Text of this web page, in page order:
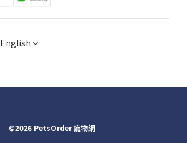
English
©2026 PetsOrder 寵物網